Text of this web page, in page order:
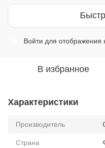
Войти для отображения
В избранное
Характеристики
Производитель
Страна